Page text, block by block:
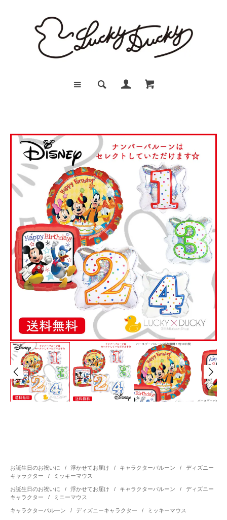
お誕生日のお祝いに / 浮かせてお届け / キャラクターバルーン /
ディズニー
キャラクター
/ ミッキーマウス
お誕生日のお祝いに / 浮かせてお届け / キャラクターバルーン /
ディズニー
キャラクター
/ ミニーマウス
キャラクターバルーン / ディズニーキャラクター / ミッキーマウス